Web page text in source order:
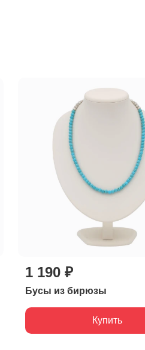
1 190 ₽
Бусы из бирюзы
Купить